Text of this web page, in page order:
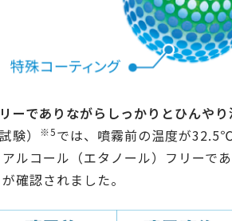
ーでありながらしっかりとひんや
験）
※5では、噴霧前の温度が
ルコール（エタノール）フリーで
確認されました。